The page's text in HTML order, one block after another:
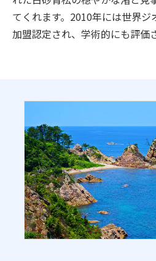
てくれます。2010年には世界
加盟認定され、学術的にも評価